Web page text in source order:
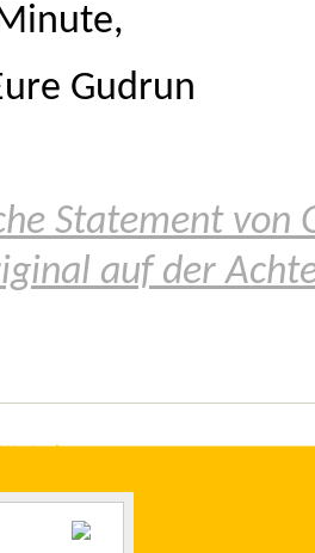
Gudrun
Statement von
auf der
neu